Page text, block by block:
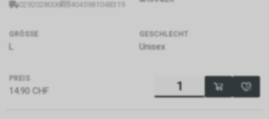
0292028006 4045981048319
GRÖSSE
L
GESCHLECHT
Unisex
PREIS
14.90 CHF
Geheimdienstinformationen zu
die US-Regierung zu
übermitteln, um
unterstützen. Die CIA
konzentriert sich hauptsächlich